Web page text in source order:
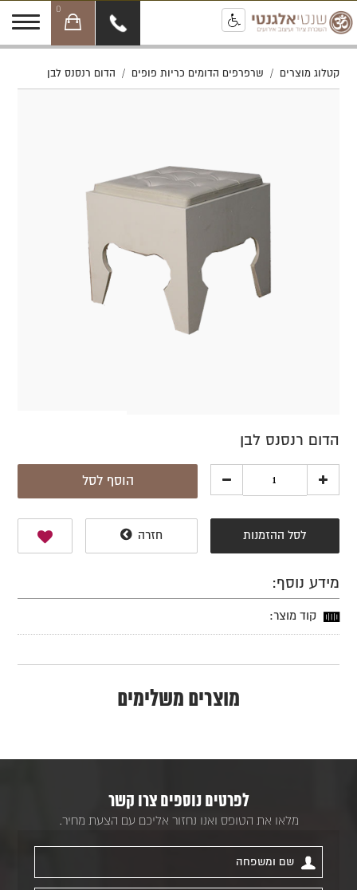
0
קטלוג מוצרים / שרפרפים הדומים כריות פופים / הדום רנסנס לבן
הדום רנסנס לבן
הוסף לסל
לסל ההזמנות חזרה
מידע נוסף:
קוד מוצר:
מוצרים משלימים
לפרטים נוספים צרו קשר
מלאו את הטופס ואנו נחזור אליכם עם הצעת מחיר.